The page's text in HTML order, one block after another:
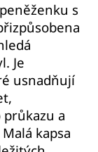
s
Je
usnadňují
a
kapsa